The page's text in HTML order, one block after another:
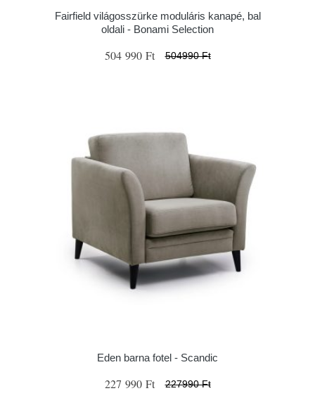
Fairfield világosszürke moduláris kanapé, bal
oldali - Bonami Selection
504 990 Ft 504990 Ft
Eden barna fotel - Scandic
227 990 Ft 227990 Ft